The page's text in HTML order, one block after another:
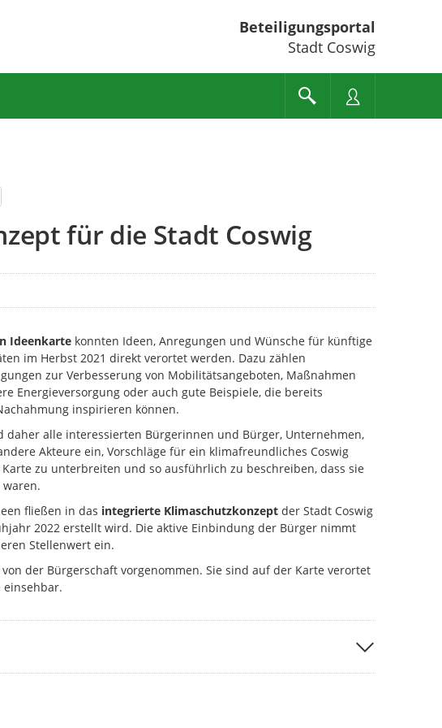
Beteiligungsportal
Stadt Coswig
für die Stadt Coswig
Ideenkarte konnten Ideen, Anregungen und Wünsche für künftige
im Herbst 2021 direkt verortet werden. Dazu zählen
zur Verbesserung von Mobilitätsangeboten, Maßnahmen
Energieversorgung oder auch gute Beispiele, die bereits
inspirieren können.
daher alle interessierten Bürgerinnen und Bürger, Unternehmen,
Akteure ein, Vorschläge für ein klimafreundliches Coswig
zu unterbreiten und so ausführlich zu beschreiben, dass sie
fließen in das integrierte Klimaschutzkonzept der Stadt Coswig
2022 erstellt wird. Die aktive Einbindung der Bürger nimmt
Stellenwert ein.
der Bürgerschaft vorgenommen. Sie sind auf der Karte verortet
einsehbar.